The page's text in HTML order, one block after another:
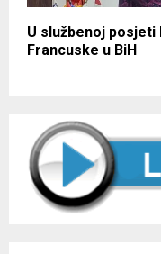
U službenoj posjeti
Francuske u BiH